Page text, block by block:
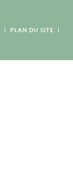
PLAN DU SITE